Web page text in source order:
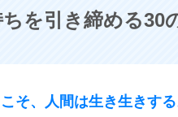
を引き締める30
そ、人間は生き生きする